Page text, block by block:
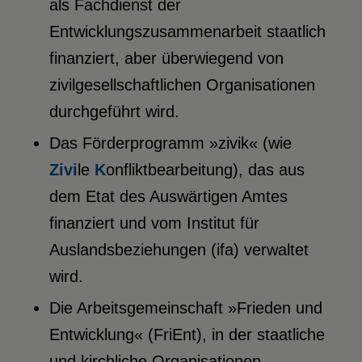
als Fachdienst der
Entwicklungszusammenarbeit staatlich
finanziert, aber überwiegend von
zivilgesellschaftlichen Organisationen
durchgeführt wird.
Das Förderprogramm »zivik« (wie
Zivi le Konfliktbearbeitung), das aus
dem Etat des Auswärtigen Amtes
finanziert und vom Institut für
Auslandsbeziehungen (ifa) verwaltet
wird.
Die Arbeitsgemeinschaft »Frieden und
Entwicklung« (FriEnt), in der staatliche